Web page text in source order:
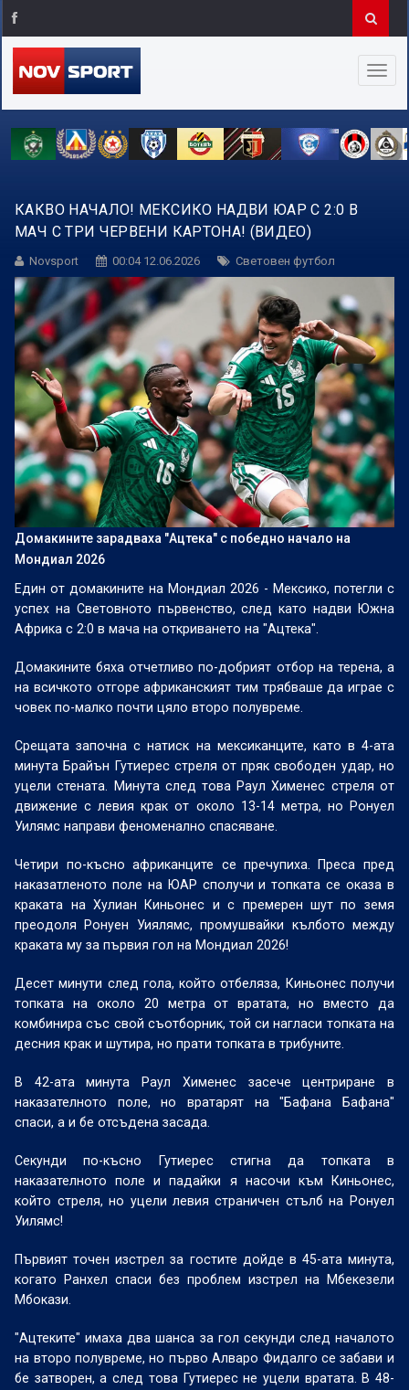
КАКВО НАЧАЛО! МЕКСИКО НАДВИ ЮАР С 2:0 В
МАЧ С ТРИ ЧЕРВЕНИ КАРТОНА! (ВИДЕО)
Novsport 00:04 12.06.2026 Световен футбол
Домакините зарадваха "Ацтека" с победно начало на
Мондиал 2026
Един от домакините на Мондиал 2026 - Мексико, потегли с
успех на Световното първенство, след като надви Южна
Африка с 2:0 в мача на откриването на "Ацтека".
Домакините бяха отчетливо по-добрият отбор на терена, а
на всичкото отгоре африканският тим трябваше да играе с
човек по-малко почти цяло второ полувреме.
Срещата започна с натиск на мексиканците, като в 4-ата
минута Брайън Гутиерес стреля от пряк свободен удар, но
уцели стената. Минута след това Раул Хименес стреля от
движение с левия крак от около 13-14 метра, но Ронуел
Уилямс направи феноменално спасяване.
Четири по-късно африканците се пречупиха. Преса пред
наказатленото поле на ЮАР сполучи и топката се оказа в
краката на Хулиан Киньонес и с премерен шут по земя
преодоля Ронуен Уиялямс, промушвайки кълбото между
краката му за първия гол на Мондиал 2026!
Десет минути след гола, който отбеляза, Киньонес получи
топката на около 20 метра от вратата, но вместо да
комбинира със свой съотборник, той си нагласи топката на
десния крак и шутира, но прати топката в трибуните.
В 42-ата минута Раул Хименес засече центриране в
наказателното поле, но вратарят на "Бафана Бафана"
спаси, а и бе отсъдена засада.
Секунди по-късно Гутиерес стигна да топката в
наказателното поле и падайки я насочи към Киньонес,
който стреля, но уцели левия страничен стълб на Ронуел
Уилямс!
Първият точен изстрел за гостите дойде в 45-ата минута,
когато Ранхел спаси без проблем изстрел на Мбекезели
Мбокази.
"Ацтеките" имаха два шанса за гол секунди след началото
на второ полувреме, но първо Алваро Фидалго се забави и
бе затворен, а след това Гутиерес не уцели вратата. В 48-